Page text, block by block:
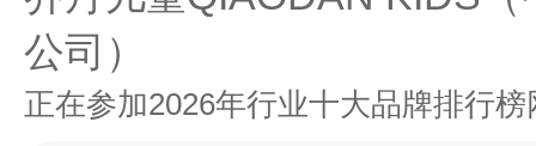
公司）
正在参加2026年行业十大品牌排行